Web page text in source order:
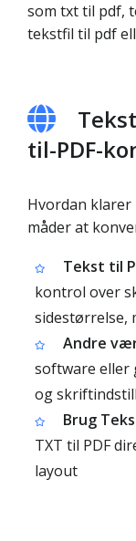
som txt til pdf,
tekstfil til pdf
til-PDF-
Hvordan klarer
måder at
Tekst til
kontrol over
sidestørrelse,
Andre
software eller
og
Brug
TXT til PDF
layout